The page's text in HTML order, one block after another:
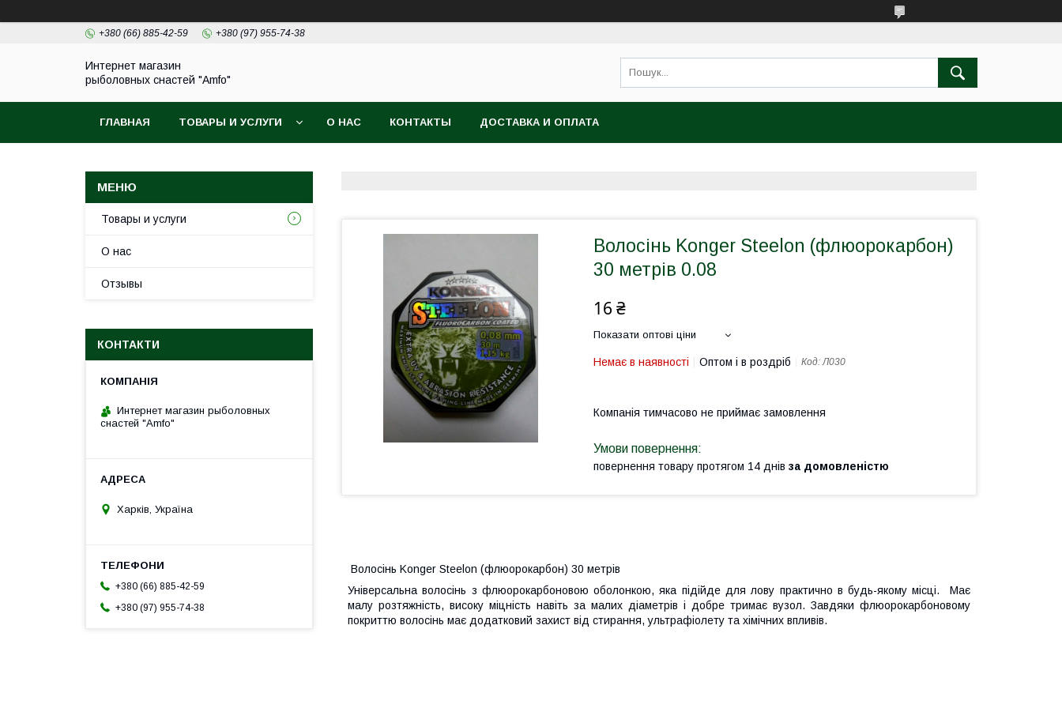
+380 (66) 885-42-59 +380 (97) 955-74-38
Интернет магазин
рыболовных снастей "Amfo"
ГЛАВНАЯ ТОВАРЫ И УСЛУГИ О НАС КОНТАКТЫ ДОСТАВКА И ОПЛАТА
Волосінь Konger Steelon (флюорокарбон)
30 метрів 0.08
16 ₴
Показати оптові ціни
Немає в наявності Оптом і в роздріб Код:Л030
Компанія тимчасово не приймає замовлення
повернення товару протягом 14 днів за домовленістю
Волосінь Konger Steelon (флюорокарбон) 30 метрів
Універсальна волосінь з флюорокарбоновою оболонкою, яка підійде для лову практично в будь-якому місці. Має
малу розтяжність, високу міцність навіть за малих діаметрів і добре тримає вузол. Завдяки флюорокарбоновому
покриттю волосінь має додатковий захист від стирання, ультрафіолету та хімічних впливів.
Товары и услуги
О нас
Отзывы
КОНТАКТИ
Интернет магазин рыболовных
снастей "Amfo"
Харків, Україна
+380 (66) 885-42-59
+380 (97) 955-74-38